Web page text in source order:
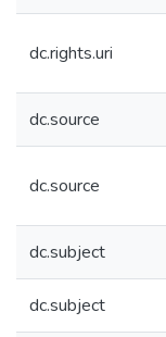
dc.rights.uri
dc.source
dc.source
dc.subject
dc.subject